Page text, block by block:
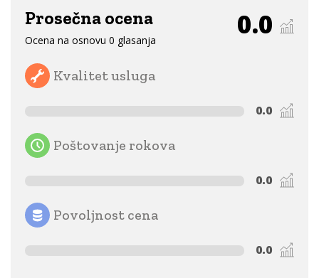
Prosečna ocena
Ocena na osnovu 0 glasanja 0.0
Kvalitet usluga
0.0
Poštovanje rokova
0.0
Povoljnost cena
0.0